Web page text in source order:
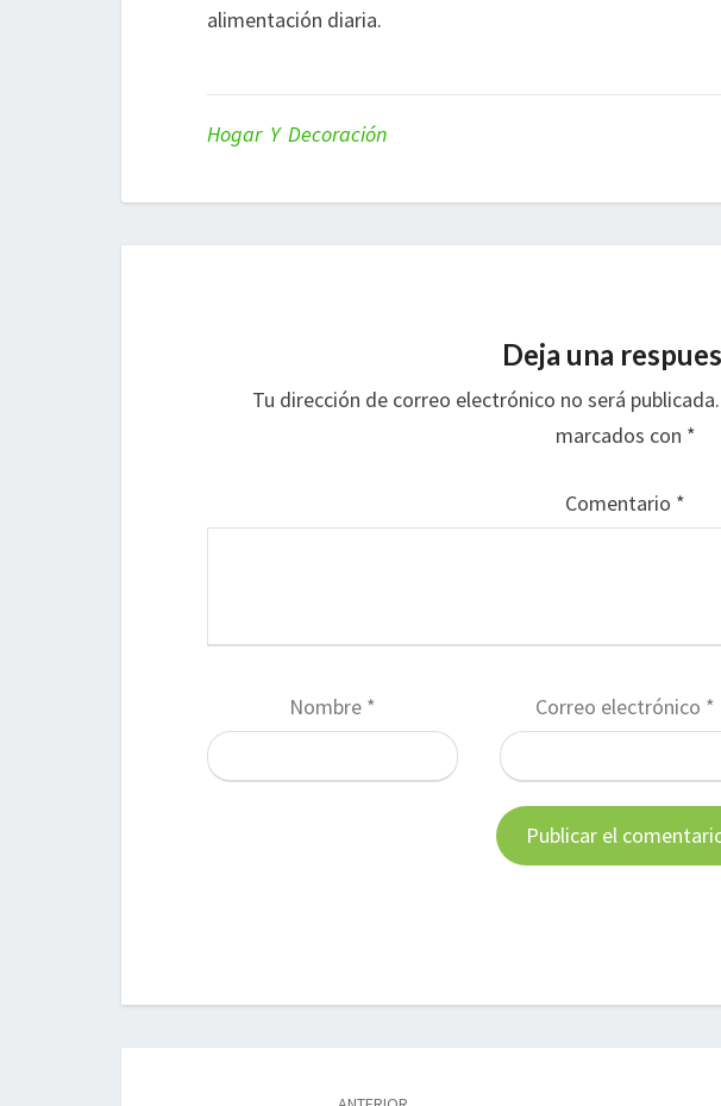
alimentación diaria.
Hogar Y Decoración
Deja una
Tu dirección de correo electrónico no será publicada.
marcados con *
Comentario *
Nombre * Correo electrónico *